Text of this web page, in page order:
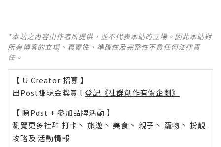
*本站之內容由作者所提供，並不代表本站的立場。因此本站對
所有博客的立場、真實性、準確性及完整性不負任何法律責
任。
【 U Creator 招募 】
出Post賺現金獎賞 l 登記《社群創作有價企劃》
【 睇Post + 參加品牌活動 】
瀏覽更多社群 打卡 丶 旅遊 丶 美食 丶 親子 丶 寵物 丶 扮靚
攻略及 活動情報